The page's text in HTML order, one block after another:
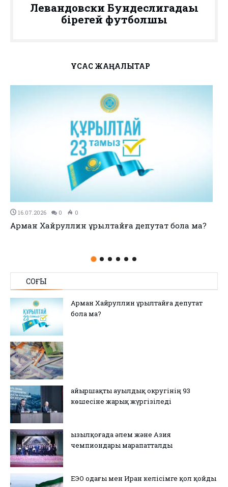
Левандовски Бундеслигадағы
бірегей футболшы
ҰҚСАС ЖАҢАЛЫҚТАР
16.07.2026 0 0
Арман Хайруллин Құрылтайға депутат бола ма?
СОҢҒЫ
Арман Хайруллин Құрылтайға депутат
бола ма?
Қайыршақты ауылдық округінің 93
көшесіне жарық жүргізіледі
Қызылқоғада әлем және Азия
чемпиондары марапатталды
ЕЭО одағы мен Иран келісімге қол қойды